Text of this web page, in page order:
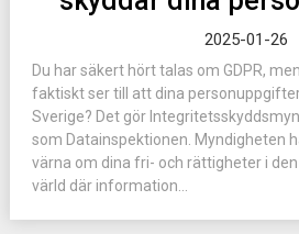
2025-01-26
Du har säkert hört talas om GDPR,
faktiskt ser till att dina
Sverige? Det gör
som Datainspektionen. Myndigheten
värna om dina fri- och rättigheter i
värld där information...